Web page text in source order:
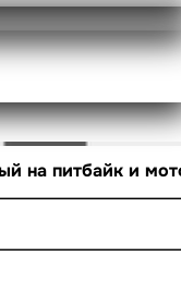
на питбайк и